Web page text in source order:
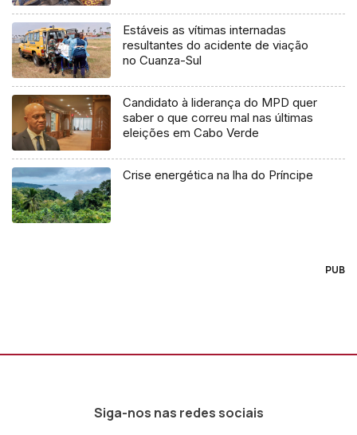
Estáveis as vítimas internadas
resultantes do acidente de viação
no Cuanza-Sul
Candidato à liderança do MPD quer
saber o que correu mal nas últimas
eleições em Cabo Verde
Crise energética na lha do Príncipe
PUB
Siga-nos nas redes sociais